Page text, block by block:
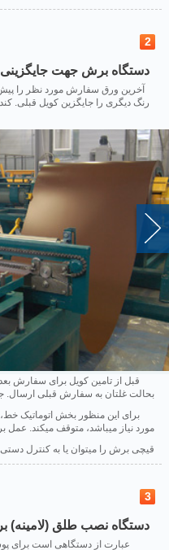
2
دستگاه برش جهت
آخرین ورق سفارش مورد نظر را پیش
رنگ دیگری را جایگزین کویل قبلی. کند
قبل از تامین کویل برای سفارش
بحالت غلتان به سفارش قبلی ارسال.
برای این منظور بخش اتوماتیک
مورد نیاز میباشد، متوقف میکند.
.قیچی برش را میتوان یا به کنترل
3
دستگاه نصب طلق (لامینه)